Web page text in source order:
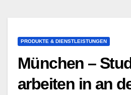
PRODUKTE & DIENSTLEISTUNGEN
München –
arbeiten in an